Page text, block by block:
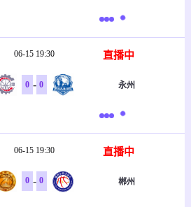
06-15 19:30 直播中
0 - 0 永州
06-15 19:30 直播中
0 - 0 郴州